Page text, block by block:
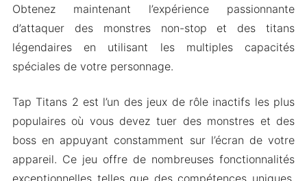
Obtenez maintenant l’expérience passionnante
d’attaquer des monstres non-stop et des titans
légendaires en utilisant les multiples capacités
spéciales de votre personnage.
Tap Titans 2 est l’un des jeux de rôle inactifs les plus
populaires où vous devez tuer des monstres et des
boss en appuyant constamment sur l’écran de votre
appareil. Ce jeu offre de nombreuses fonctionnalités
exceptionnelles telles que des compétences uniques,